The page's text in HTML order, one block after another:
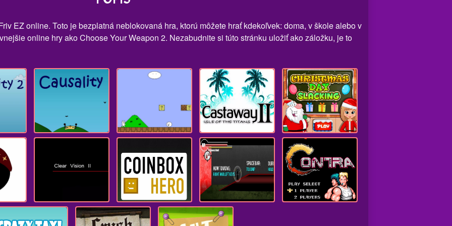
EZ online. Toto je bezplatná neblokovaná hra, ktorú môžete hrať kdekoľvek: doma, v škole alebo v
online hry ako Choose Your Weapon 2. Nezabudnite si túto stránku uložiť ako záložku, je to